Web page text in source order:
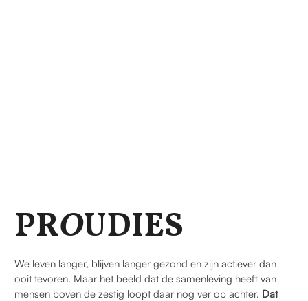
PROUDIES
We leven langer, blijven langer gezond en zijn actiever dan
ooit tevoren. Maar het beeld dat de samenleving heeft van
mensen boven de zestig loopt daar nog ver op achter. Dat